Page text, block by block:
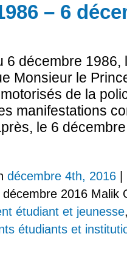
– 6
6 décembre 1986,
Monsieur le
de la
manifestations
le 6
décembre 4th, 2016 |
2016 Malik
étudiant et jeunesse
étudiants et